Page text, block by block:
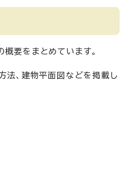
要をまとめています。
法、建物平面図などを掲載し